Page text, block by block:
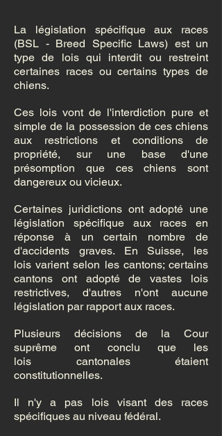
La législation spécifique aux races
(BSL - Breed Specific Laws) est un
type de lois qui interdit ou restreint
certaines races ou certains types de
chiens.
Ces lois vont de l'interdiction pure et
simple de la possession de ces chiens
aux restrictions et conditions de
propriété, sur une base d'une
présomption que ces chiens sont
dangereux ou vicieux.
Certaines juridictions ont adopté une
législation spécifique aux races en
réponse à un certain nombre de
d'accidents graves. En Suisse, les
lois varient selon les cantons; certains
cantons ont adopté de vastes lois
restrictives, d'autres n'ont aucune
législation par rapport aux races.
Plusieurs décisions de la Cour
suprême ont conclu que les
lois cantonales étaient
constitutionnelles.
Il n'y a pas lois visant des races
spécifiques au niveau fédéral.